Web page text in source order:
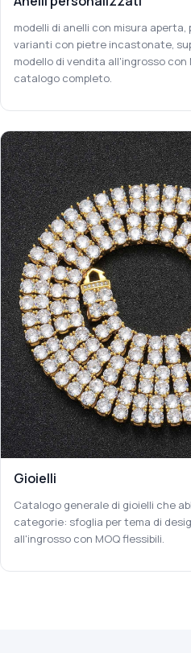
modelli di anelli con misura aperta,
varianti con pietre incastonate,
modello di vendita all'ingrosso
catalogo completo.
Gioielli
Catalogo generale di gioielli che
categorie: sfoglia per tema di
all'ingrosso con MOQ flessibili.